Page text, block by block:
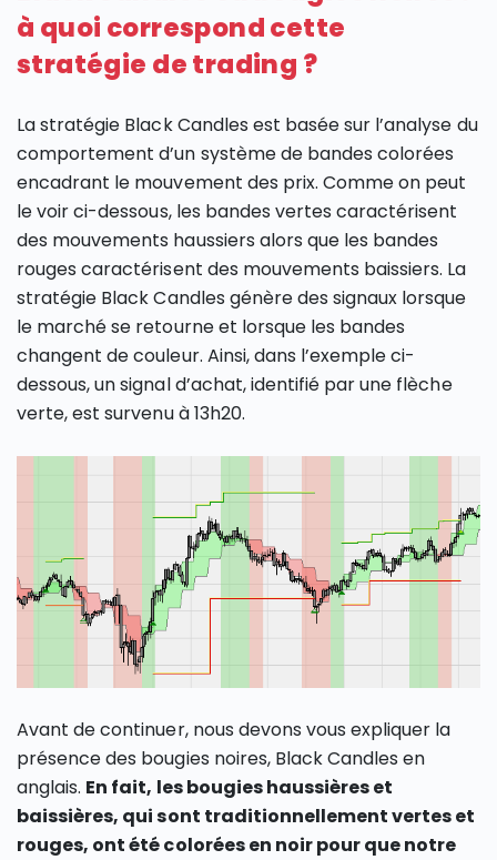
à quoi correspond cette
stratégie de trading ?
La stratégie Black Candles est basée sur l’analyse du
comportement d’un système de bandes colorées
encadrant le mouvement des prix. Comme on peut
le voir ci-dessous, les bandes vertes caractérisent
des mouvements haussiers alors que les bandes
rouges caractérisent des mouvements baissiers. La
stratégie Black Candles génère des signaux lorsque
le marché se retourne et lorsque les bandes
changent de couleur. Ainsi, dans l’exemple ci-
dessous, un signal d’achat, identifié par une flèche
verte, est survenu à 13h20.
Avant de continuer, nous devons vous expliquer la
présence des bougies noires, Black Candles en
anglais. En fait, les bougies haussières et
baissières, qui sont traditionnellement vertes et
rouges, ont été colorées en noir pour que notre